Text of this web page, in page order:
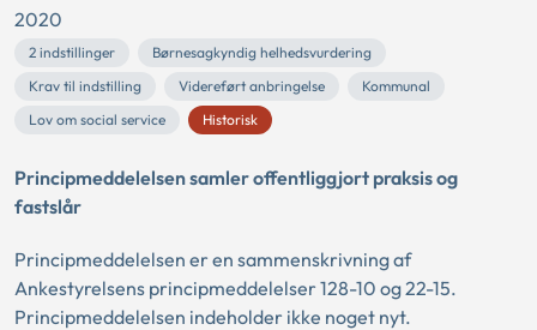
2020
2 indstillinger
Børnesagkyndig helhedsvurdering
Krav til indstilling
Videreført anbringelse
Kommunal
Lov om social service
Historisk
Principmeddelelsen samler offentliggjort praksis og
fastslår
Principmeddelelsen er en sammenskrivning af
Ankestyrelsens principmeddelelser 128-10 og 22-15.
Principmeddelelsen indeholder ikke noget nyt.